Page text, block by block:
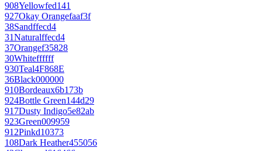
908Yellowfed141
927Okay Orangefaaf3f
38Sandffecd4
31Naturalffecd4
37Orangef35828
30Whiteffffff
930Teal4F868E
36Black000000
910Bordeaux6b173b
924Bottle Green144d29
917Dusty Indigo5e82ab
923Green009959
912Pinkd10373
108Dark Heather455056